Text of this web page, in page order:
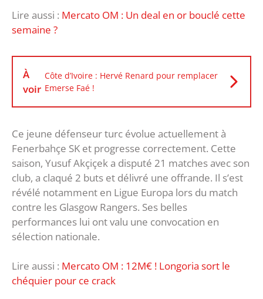
Lire aussi : Mercato OM : Un deal en or bouclé cette
semaine ?
À
voir
Côte d’Ivoire : Hervé Renard pour remplacer
Emerse Faé !
Ce jeune défenseur turc évolue actuellement à
Fenerbahçe SK et progresse correctement. Cette
saison, Yusuf Akçiçek a disputé 21 matches avec son
club, a claqué 2 buts et délivré une offrande. Il s’est
révélé notamment en Ligue Europa lors du match
contre les Glasgow Rangers. Ses belles
performances lui ont valu une convocation en
sélection nationale.
Lire aussi : Mercato OM : 12M€ ! Longoria sort le
chéquier pour ce crack